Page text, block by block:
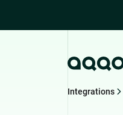
Integrations